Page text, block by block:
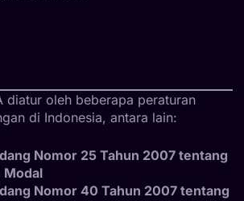
diatur oleh beberapa peraturan
di Indonesia, antara lain:
Nomor 25 Tahun 2007 tentang
Modal
Nomor 40 Tahun 2007 tentang